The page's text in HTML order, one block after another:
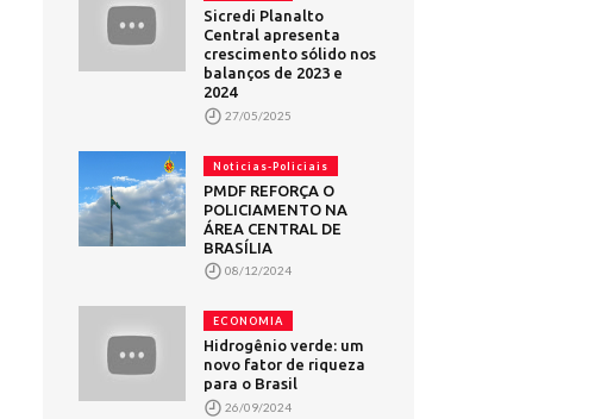
Sicredi Planalto
Central apresenta
crescimento sólido nos
balanços de 2023 e
2024
27/05/2025
Noticias-Policiais
PMDF REFORÇA O
POLICIAMENTO NA
ÁREA CENTRAL DE
BRASÍLIA
08/12/2024
ECONOMIA
Hidrogênio verde: um
novo fator de riqueza
para o Brasil
26/09/2024